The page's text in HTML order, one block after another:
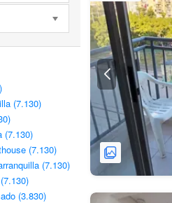
(7.130)
(7.130)
(7.130)
(7.130)
(3.830)